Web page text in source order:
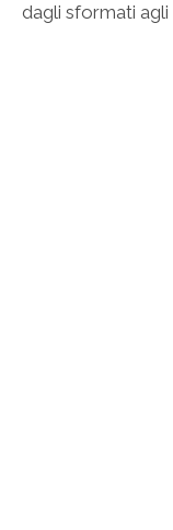
dagli sformati agli